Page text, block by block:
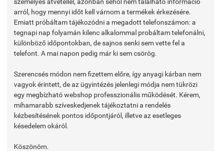
arról, hogy mennyi időt kell várnom a termékek érkezésére.
Emiatt próbáltam tájékozódni a megadott telefonszámon: a
tegnapi nap folyamán kilenc alkalommal probáltam telefonálni,
különböző időpontokban, de sajnos senki sem vette fel a
telefont. A mai napon pedig már ki sem csörög.
Szerencsés módon nem fizettem előre, így anyagi kárban nem
vagyok érintett, de az ügyintézés jelenlegi módja nem tükrözi
egy megbízható webshop professzionális működését. Kérem,
mihamarabb szíveskedjenek tájékoztatni a rendelés
kézbesítésének pontos időpontjáról, illetve az esetleges
késedelem okáról.
Köszönöm.